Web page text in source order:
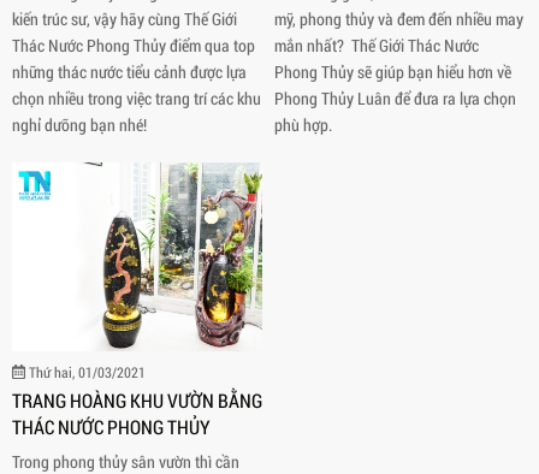
kiến trúc sư, vậy hãy cùng Thế Giới
Thác Nước Phong Thủy điểm qua top
những thác nước tiểu cảnh được lựa
chọn nhiều trong việc trang trí các khu
nghỉ dưỡng bạn nhé!
mỹ, phong thủy và đem đến nhiều may
mắn nhất? Thế Giới Thác Nước
Phong Thủy sẽ giúp bạn hiểu hơn về
Phong Thủy Luân để đưa ra lựa chọn
phù hợp.
Thứ hai, 01/03/2021
TRANG HOÀNG KHU VƯỜN BẰNG
THÁC NƯỚC PHONG THỦY
Trong phong thủy sân vườn thì cần